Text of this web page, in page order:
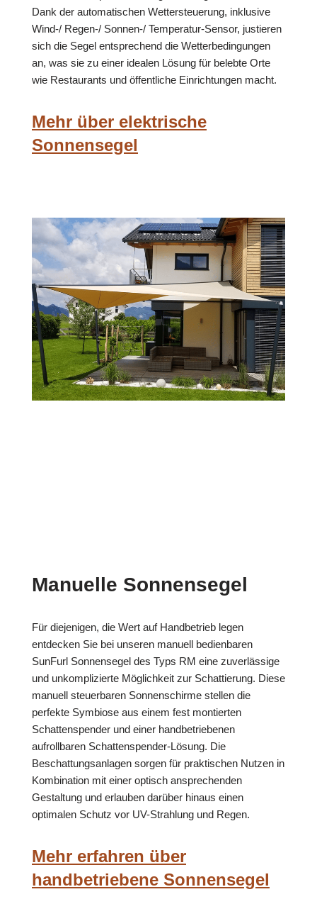
Dank der automatischen Wettersteuerung, inklusive
Wind-/ Regen-/ Sonnen-/ Temperatur-Sensor, justieren
sich die Segel entsprechend die Wetterbedingungen
an, was sie zu einer idealen Lösung für belebte Orte
wie Restaurants und öffentliche Einrichtungen macht.
Mehr über elektrische
Sonnensegel
Manuelle Sonnensegel
Für diejenigen, die Wert auf Handbetrieb legen
entdecken Sie bei unseren manuell bedienbaren
SunFurl Sonnensegel des Typs RM eine zuverlässige
und unkomplizierte Möglichkeit zur Schattierung. Diese
manuell steuerbaren Sonnenschirme stellen die
perfekte Symbiose aus einem fest montierten
Schattenspender und einer handbetriebenen
aufrollbaren Schattenspender-Lösung. Die
Beschattungsanlagen sorgen für praktischen Nutzen in
Kombination mit einer optisch ansprechenden
Gestaltung und erlauben darüber hinaus einen
optimalen Schutz vor UV-Strahlung und Regen.
Mehr erfahren über
handbetriebene Sonnensegel